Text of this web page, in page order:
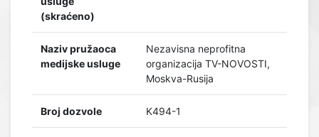
(skraćeno)
Naziv pružaoca
medijske usluge
Nezavisna neprofitna
organizacija TV-NOVOSTI,
Moskva-Rusija
Broj dozvole K494-1